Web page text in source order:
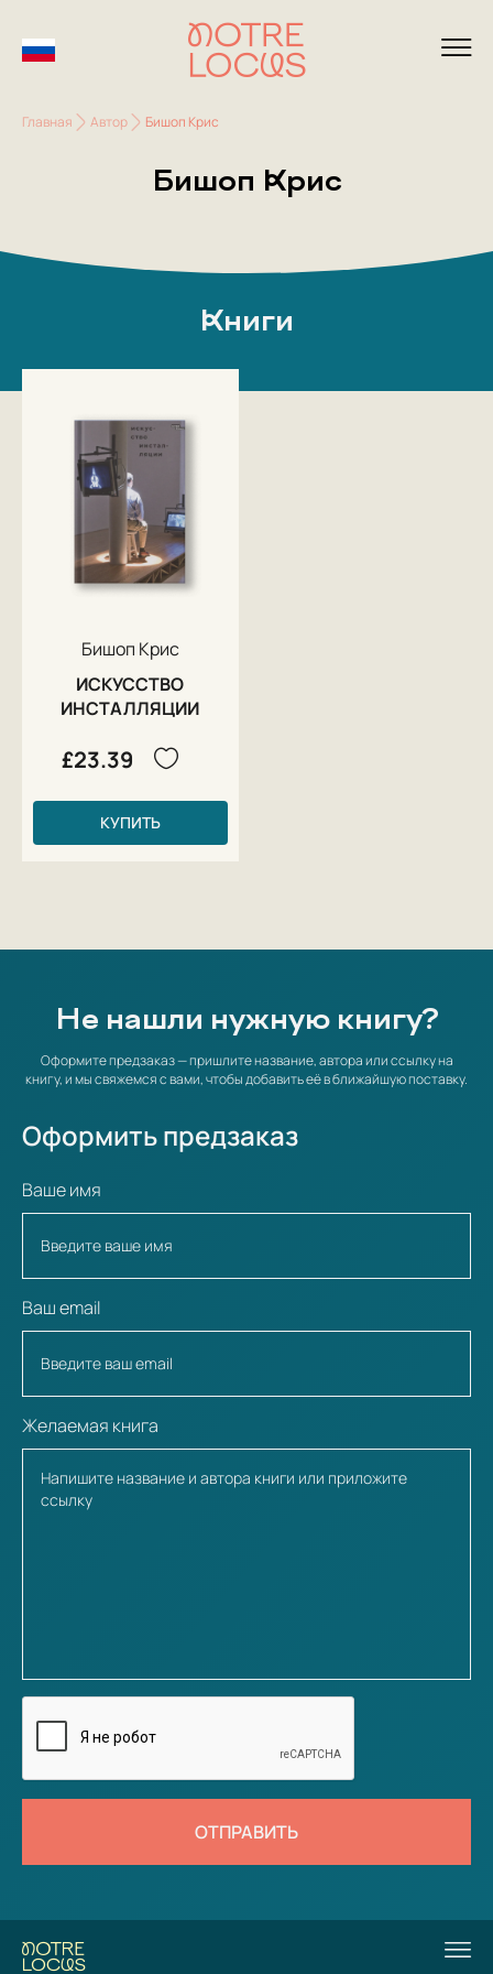
Главная Автор Бишоп Крис
Бишоп Крис
Книги
Бишоп Крис
ИСКУССТВО
ИНСТАЛЛЯЦИИ
£23.39
КУПИТЬ
Не нашли нужную книгу?
Оформите предзаказ — пришлите название, автора или ссылку на
книгу, и мы свяжемся с вами, чтобы добавить её в ближайшую поставку.
Оформить предзаказ
Ваше имя
Ваш email
Желаемая книга
ОТПРАВИТЬ